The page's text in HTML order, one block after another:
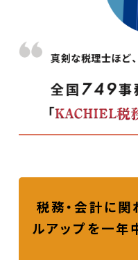
税務・会計に
ルアップを一年